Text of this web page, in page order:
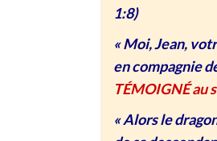
1:8)
« Moi, Jean,
en compagnie
TÉMOIGNÉ au
« Alors le